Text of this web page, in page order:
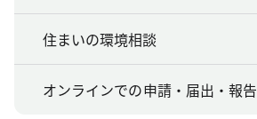
住まいの環境相談
オンラインでの申請・届出・報告